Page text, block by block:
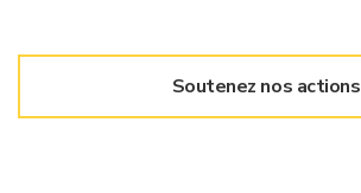
Soutenez nos actions